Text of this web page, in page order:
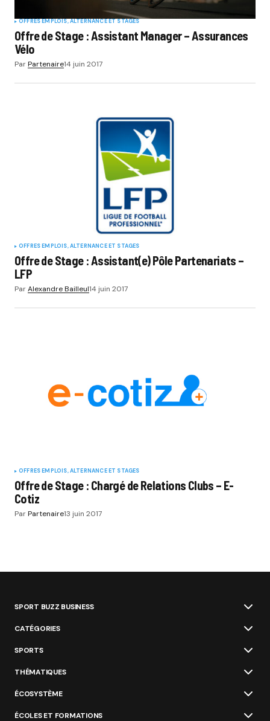
OFFRES EMPLOIS, ALTERNANCE ET STAGES
Offre de Stage : Assistant Manager – Assurances
Vélo
ParPartenaire14 juin 2017
OFFRES EMPLOIS, ALTERNANCE ET STAGES
Offre de Stage : Assistant(e) Pôle Partenariats –
LFP
ParAlexandre Bailleul14 juin 2017
OFFRES EMPLOIS, ALTERNANCE ET STAGES
Offre de Stage : Chargé de Relations Clubs – E-
Cotiz
ParPartenaire13 juin 2017
SPORT BUZZ BUSINESS
CATÉGORIES
SPORTS
THÉMATIQUES
ÉCOSYSTÈME
ÉCOLES ET FORMATIONS